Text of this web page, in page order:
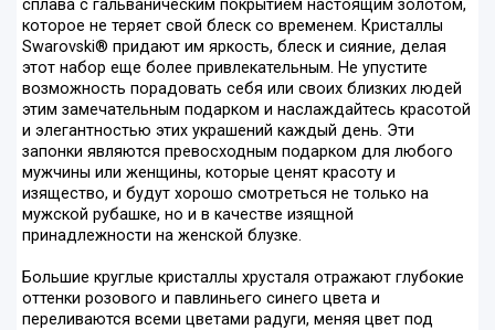
сплава с гальваническим покрытием настоящим золотом,
которое не теряет свой блеск со временем. Кристаллы
Swarovski® придают им яркость, блеск и сияние, делая
этот набор еще более привлекательным. Не упустите
возможность порадовать себя или своих близких людей
этим замечательным подарком и наслаждайтесь красотой
и элегантностью этих украшений каждый день. Эти
запонки являются превосходным подарком для любого
мужчины или женщины, которые ценят красоту и
изящество, и будут хорошо смотреться не только на
мужской рубашке, но и в качестве изящной
принадлежности на женской блузке.
Большие круглые кристаллы хрусталя отражают глубокие
оттенки розового и павлиньего синего цвета и
переливаются всеми цветами радуги, меняя цвет под